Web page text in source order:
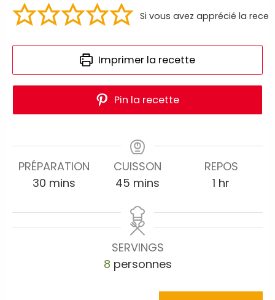
Si vous avez apprécié la
Imprimer la recette
Pin la recette
PRÉPARATION
30 mins
CUISSON
45 mins
REPOS
1 hr
SERVINGS
8 personnes